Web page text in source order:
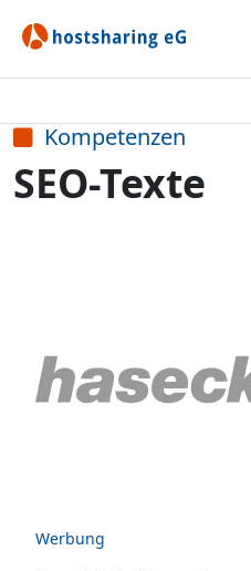
Kompetenzen
SEO-Texte
Werbung